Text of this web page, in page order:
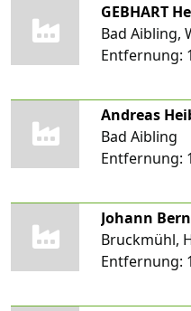
GEBHART
Bad Aibling,
Entfernung:
Andreas
Bad Aibling
Entfernung:
Bruckmühl,
Entfernung: